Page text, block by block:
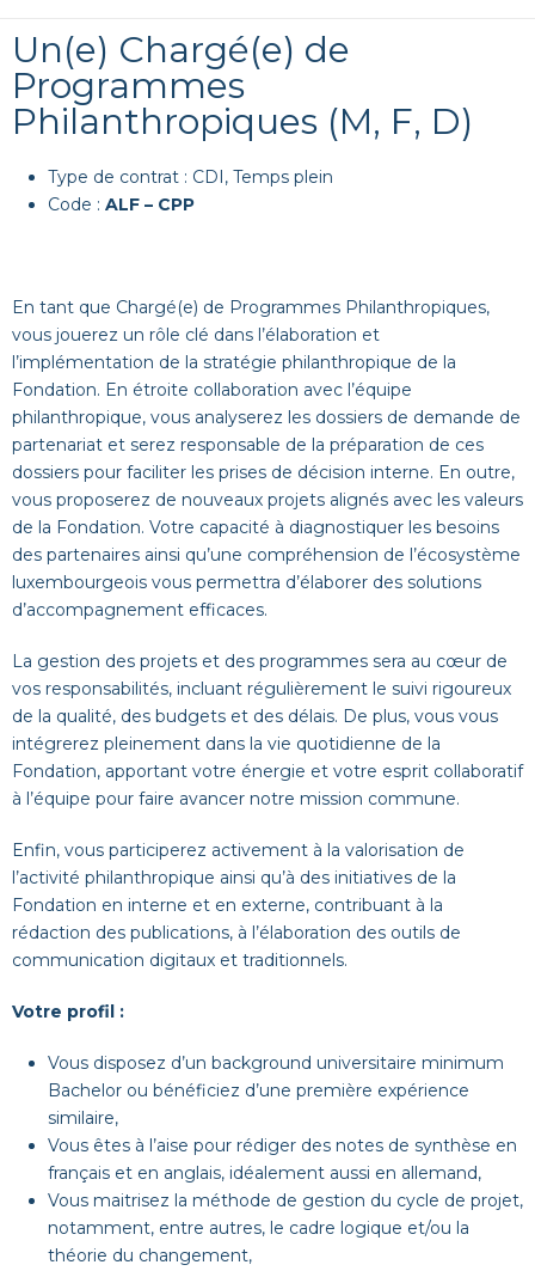
Un(e) Chargé(e) de
Programmes
Philanthropiques (M, F, D)
Type de contrat : CDI, Temps plein
Code : ALF – CPP
En tant que Chargé(e) de Programmes Philanthropiques,
vous jouerez un rôle clé dans l’élaboration et
l’implémentation de la stratégie philanthropique de la
Fondation. En étroite collaboration avec l’équipe
philanthropique, vous analyserez les dossiers de demande de
partenariat et serez responsable de la préparation de ces
dossiers pour faciliter les prises de décision interne. En outre,
vous proposerez de nouveaux projets alignés avec les valeurs
de la Fondation. Votre capacité à diagnostiquer les besoins
des partenaires ainsi qu’une compréhension de l’écosystème
luxembourgeois vous permettra d’élaborer des solutions
d’accompagnement efficaces.
La gestion des projets et des programmes sera au cœur de
vos responsabilités, incluant régulièrement le suivi rigoureux
de la qualité, des budgets et des délais. De plus, vous vous
intégrerez pleinement dans la vie quotidienne de la
Fondation, apportant votre énergie et votre esprit collaboratif
à l’équipe pour faire avancer notre mission commune.
Enfin, vous participerez activement à la valorisation de
l’activité philanthropique ainsi qu’à des initiatives de la
Fondation en interne et en externe, contribuant à la
rédaction des publications, à l’élaboration des outils de
communication digitaux et traditionnels.
Votre profil :
Vous disposez d’un background universitaire minimum
Bachelor ou bénéficiez d’une première expérience
similaire,
Vous êtes à l’aise pour rédiger des notes de synthèse en
français et en anglais, idéalement aussi en allemand,
Vous maitrisez la méthode de gestion du cycle de projet,
notamment, entre autres, le cadre logique et/ou la
théorie du changement,